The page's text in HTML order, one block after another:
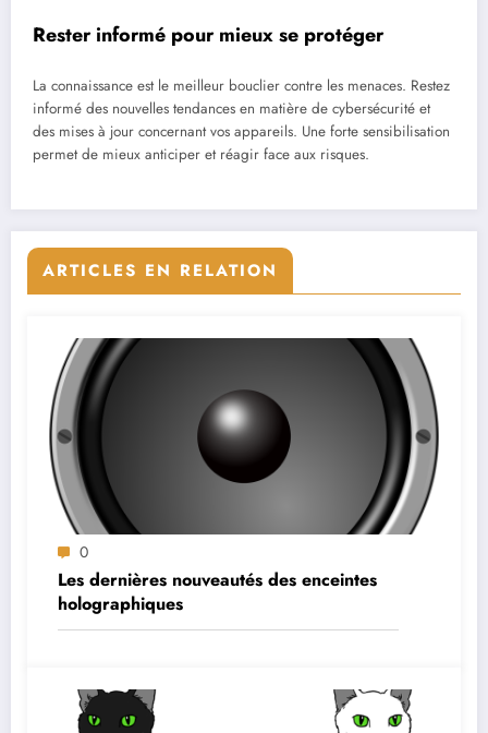
Rester informé pour mieux se protéger
La connaissance est le meilleur bouclier contre les menaces. Restez
informé des nouvelles tendances en matière de cybersécurité et
des mises à jour concernant vos appareils. Une forte sensibilisation
permet de mieux anticiper et réagir face aux risques.
ARTICLES EN RELATION
0
Les dernières nouveautés des enceintes
holographiques